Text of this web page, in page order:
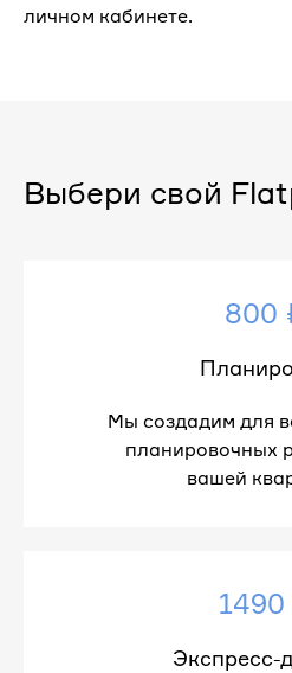
личном кабинете.
Выбери свой
800
Мы создадим для
планировочных
вашей
Экспресс-